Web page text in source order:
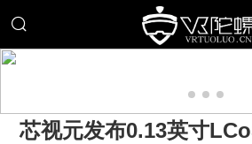
芯视元发布0.13英寸